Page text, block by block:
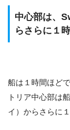
中心部は、
らさらに１時
船は１時間ほど
トリア中心部は
イ）からさらに